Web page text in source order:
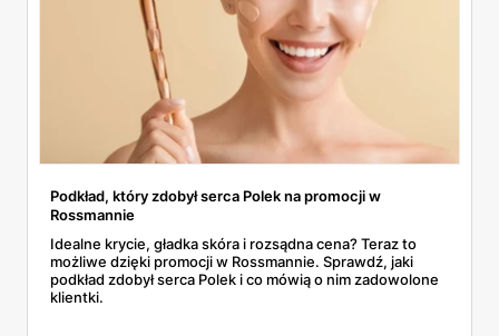
Podkład, który zdobył serca Polek na promocji w
Rossmannie
Idealne krycie, gładka skóra i rozsądna cena? Teraz to
możliwe dzięki promocji w Rossmannie. Sprawdź, jaki
podkład zdobył serca Polek i co mówią o nim zadowolone
klientki.